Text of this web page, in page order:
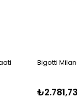
Bigotti
₺2.781,73